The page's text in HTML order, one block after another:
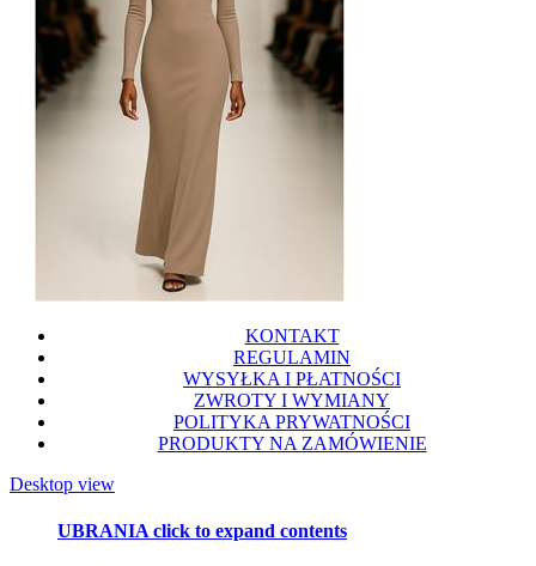
KONTAKT
REGULAMIN
WYSYŁKA I PŁATNOŚCI
ZWROTY I WYMIANY
POLITYKA PRYWATNOŚCI
PRODUKTY NA ZAMÓWIENIE
Desktop view
UBRANIAclick to expand contents